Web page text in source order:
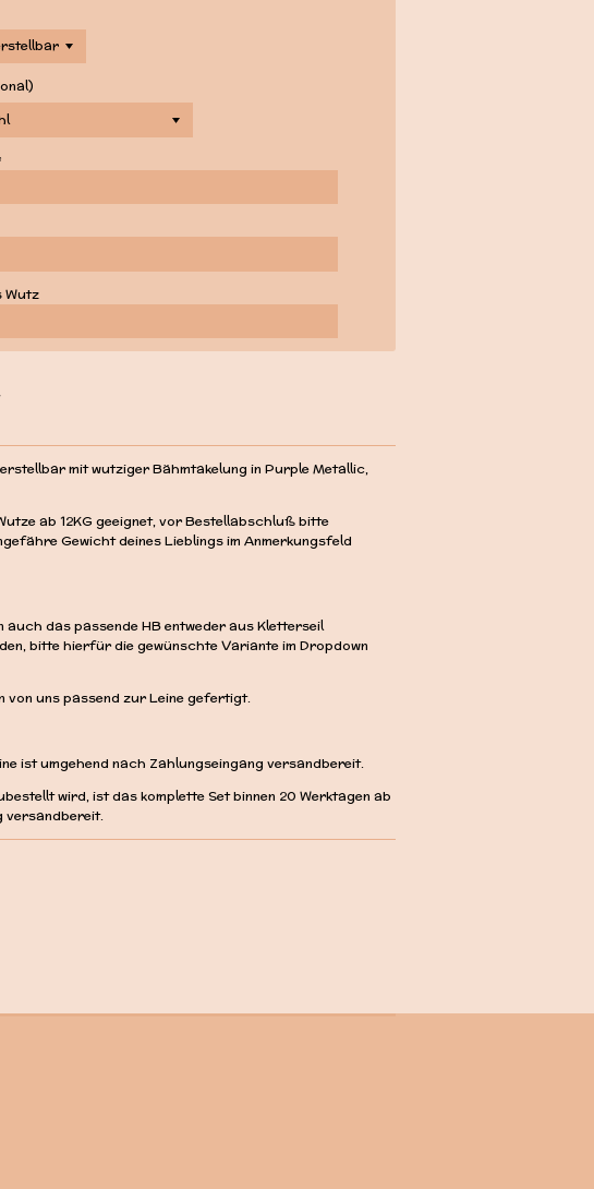
Wutz
mit wutziger Bähmtakelung in Purple Metallic,
ab 12KG geeignet, vor Bestellabschluß bitte
Gewicht deines Lieblings im Anmerkungsfeld
auch das passende HB entweder aus Kletterseil
bitte hierfür die gewünschte Variante im Dropdown
von uns passend zur Leine gefertigt.
ist umgehend nach Zahlungseingang versandbereit.
wird, ist das komplette Set binnen 20 Werktagen ab
versandbereit.